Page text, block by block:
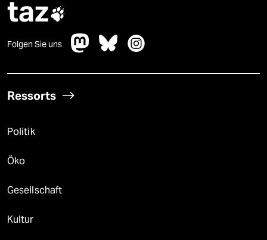
taz
Folgen Sie uns
Ressorts
Politik
Öko
Gesellschaft
Kultur